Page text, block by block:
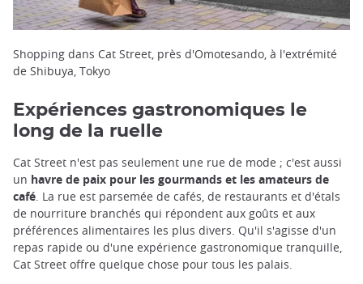
Shopping dans Cat Street, près d'Omotesando, à l'extrémité
de Shibuya, Tokyo
Expériences gastronomiques le
long de la ruelle
Cat Street n'est pas seulement une rue de mode ; c'est aussi
un havre de paix pour les gourmands et les amateurs de
café. La rue est parsemée de cafés, de restaurants et d'étals
de nourriture branchés qui répondent aux goûts et aux
préférences alimentaires les plus divers. Qu'il s'agisse d'un
repas rapide ou d'une expérience gastronomique tranquille,
Cat Street offre quelque chose pour tous les palais.